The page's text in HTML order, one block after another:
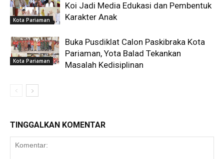
Kota Pariaman
Koi Jadi Media Edukasi dan Pembentuk
Karakter Anak
Kota Pariaman
Buka Pusdiklat Calon Paskibraka Kota
Pariaman, Yota Balad Tekankan
Masalah Kedisiplinan
TINGGALKAN KOMENTAR